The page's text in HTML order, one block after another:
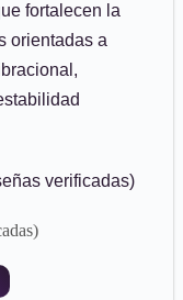
fortalecen la
orientadas a
verificadas)